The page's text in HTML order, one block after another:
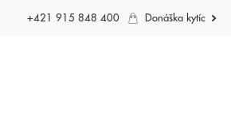
+421 915 848 400 Donáška kytíc